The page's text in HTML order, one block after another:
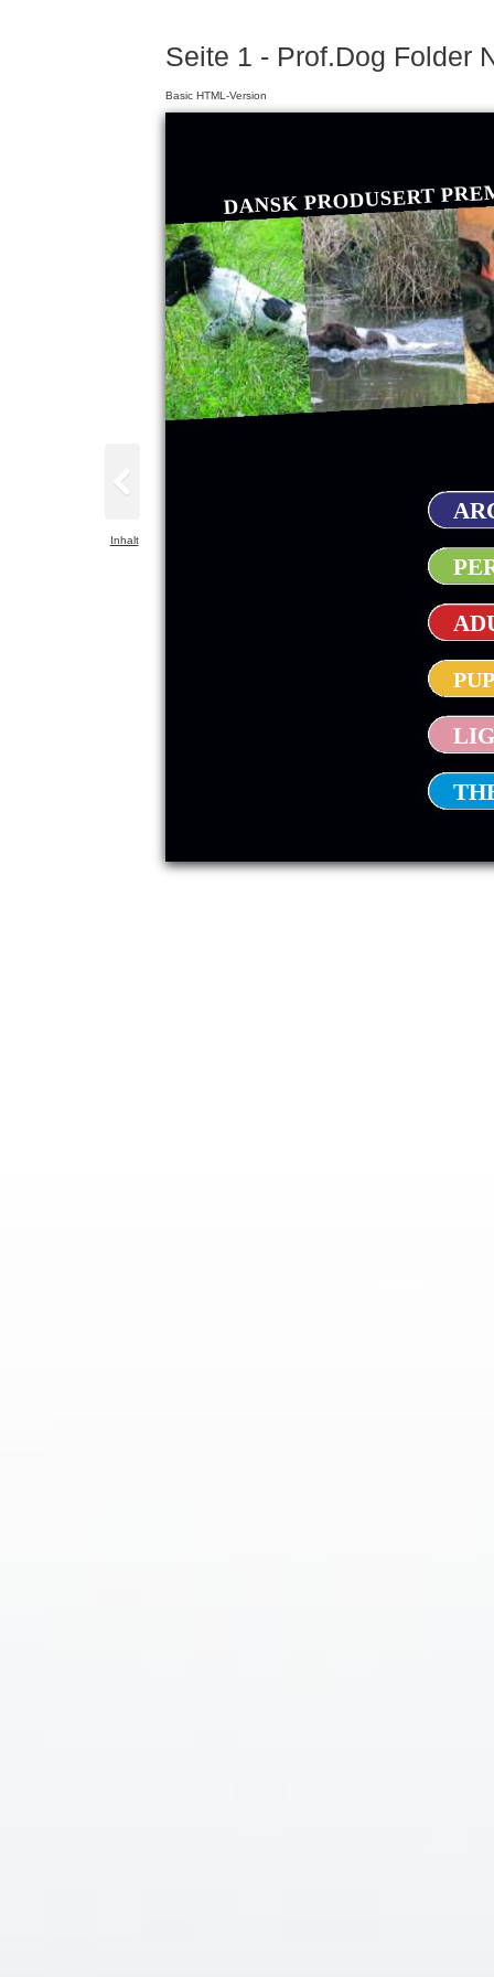
Seite 1 - Prof.Dog Folder
Basic HTML-Version
DANSK PRODUSERT
Inhalt